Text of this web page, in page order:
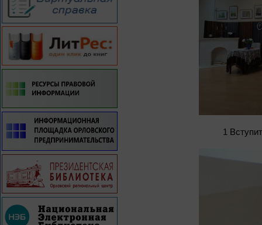
1